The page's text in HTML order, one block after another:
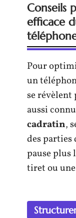
Conseils
efficace
Pour
un
se révèlent
aussi
cadratin,
des parties
pause plus
tiret ou